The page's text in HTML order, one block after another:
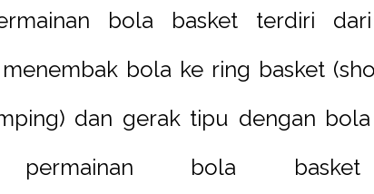
bola basket terdiri
bola ke ring basket
dan gerak tipu dengan
bola